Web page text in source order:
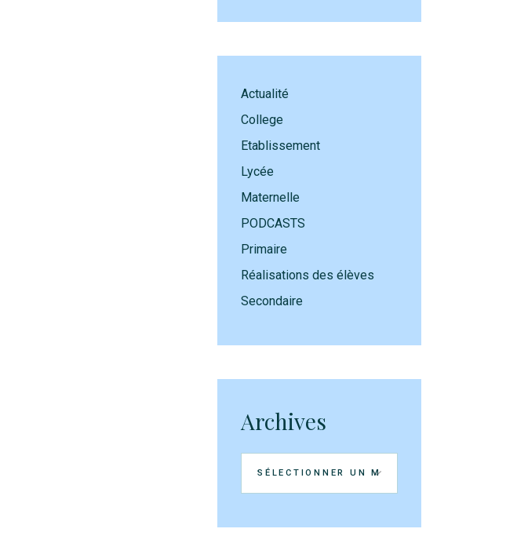
Actualité
College
Etablissement
Lycée
Maternelle
PODCASTS
Primaire
Réalisations des élèves
Secondaire
Archives
Archives